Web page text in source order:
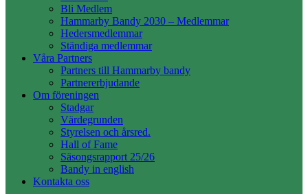
Bli Medlem
Hammarby Bandy 2030 – Medlemmar
Hedersmedlemmar
Ständiga medlemmar
Våra Partners
Partners till Hammarby bandy
Partnererbjudande
Om föreningen
Stadgar
Värdegrunden
Styrelsen och årsred.
Hall of Fame
Säsongsrapport 25/26
Bandy in english
Kontakta oss